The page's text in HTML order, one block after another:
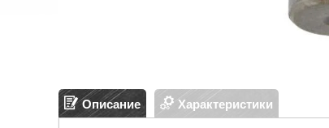
Описание Характеристики